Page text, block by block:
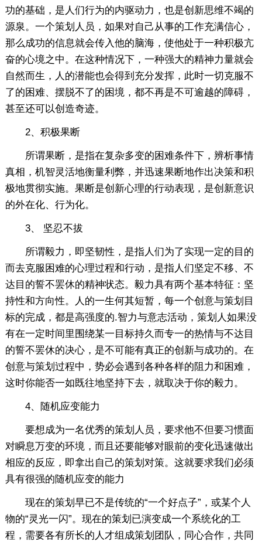
功的基础，是人们行为的内驱动力，也是创新思维不竭的
源泉。一个策划人员，如果对自己从事的工作充满信心，
那么成功的信息就会传入他的脑海，使他处于一种积极亢
奋的心境之中。在这种情况下，一种强大的精神力量就会
自然而生，人的潜能也会得到充分发挥，此时一切克服不
了的困难、摆脱不了的困境，都不再是不可逾越的障碍，
甚至还可以创造奇迹。
2、积极果断
所谓果断，是指在复杂多变的困难条件下，辨析事情
真相，机智灵活地衡量利弊，并迅速果断地作出决策和积
极地贯彻实施。果断是创新心理的行动表现，是创新意识
的外在化、行为化。
3、 坚忍不拔
所谓毅力，即坚韧性，是指人们为了实现一定的目的
而去克服困难的心理过程和行动，是指人们坚定不移、不
达目的誓不罢休的精神状态。毅力具有两个基本特征：坚
持性和方向性。人的一生何其短暂，每一个创意与策划目
标的完成，都是高强度的.智力与意志活动，策划人如果没
有在一定时间里围绕某一目标持久而专一的热情与不达目
的誓不罢休的决心，是不可能有真正的创新与成功的。在
创意与策划过程中，势必会遇到各种各样的阻力和困难，
这时你能否一如既往地坚持下去，就取决于你的毅力。
4、随机应变能力
要想成为一名优秀的策划人员，要求他不但要习惯面
对瞬息万变的环境，而且还要能够对眼前的变化迅速做出
相应的反应，即拿出自己的策划对策。这就要求我们必须
具有很强的随机应变的能力
现在的策划早已不是传统的“一个好点子”，或某个人
物的“灵光一闪”。现在的策划已演变成一个系统化的工
程，需要各有所长的人才组成策划团队，同心合作，共同